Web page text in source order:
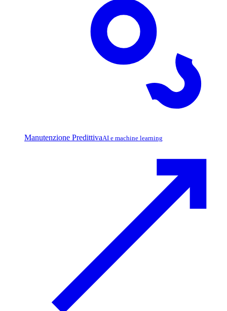
Manutenzione PredittivaAI e machine learning